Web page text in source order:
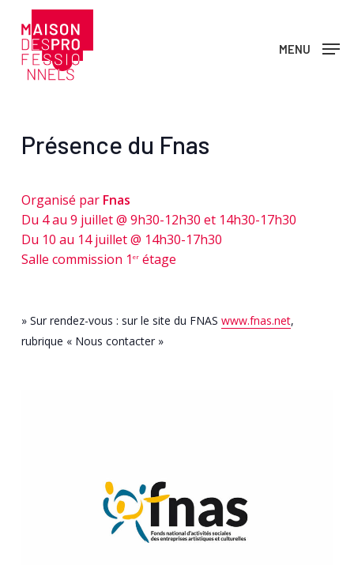
main
content
MENU
Présence du Fnas
Organisé par Fnas
Du 4 au 9 juillet @ 9h30-12h30 et 14h30-17h30
Du 10 au 14 juillet @ 14h30-17h30
Salle commission 1 erétage
» Sur rendez-vous : sur le site du FNAS www.fnas.net,
rubrique « Nous contacter »